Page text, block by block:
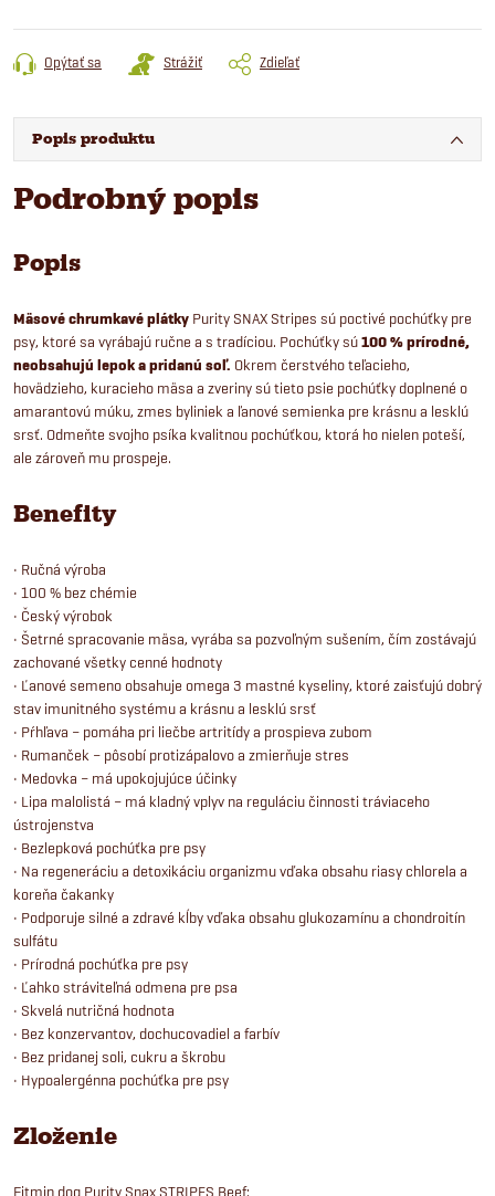
Opýtať sa Strážiť Zdieľať
Popis produktu
Podrobný popis
Popis
Mäsové chrumkavé plátky Purity SNAX Stripes sú poctivé pochúťky pre
psy, ktoré sa vyrábajú ručne a s tradíciou. Pochúťky sú100 % prírodné,
neobsahujú lepok a pridanú soľ. Okrem čerstvého teľacieho,
hovädzieho, kuracieho mäsa a zveriny sú tieto psie pochúťky doplnené o
amarantovú múku, zmes byliniek a ľanové semienka pre krásnu a lesklú
srsť. Odmeňte svojho psíka kvalitnou pochúťkou, ktorá ho nielen poteší,
ale zároveň mu prospeje.
Benefity
• Ručná výroba
• 100 % bez chémie
• Český výrobok
• Šetrné spracovanie mäsa, vyrába sa pozvoľným sušením, čím zostávajú
zachované všetky cenné hodnoty
• Ľanové semeno obsahuje omega 3 mastné kyseliny, ktoré zaisťujú dobrý
stav imunitného systému a krásnu a lesklú srsť
• Pŕhľava – pomáha pri liečbe artritídy a prospieva zubom
• Rumanček – pôsobí protizápalovo a zmierňuje stres
• Medovka – má upokojujúce účinky
• Lipa malolistá – má kladný vplyv na reguláciu činnosti tráviaceho
ústrojenstva
• Bezlepková pochúťka pre psy
• Na regeneráciu a detoxikáciu organizmu vďaka obsahu riasy chlorela a
koreňa čakanky
• Podporuje silné a zdravé kĺby vďaka obsahu glukozamínu a chondroitín
sulfátu
• Prírodná pochúťka pre psy
• Ľahko stráviteľná odmena pre psa
• Skvelá nutričná hodnota
• Bez konzervantov, dochucovadiel a farbív
• Bez pridanej soli, cukru a škrobu
• Hypoalergénna pochúťka pre psy
Zloženie
Fitmin dog Purity Snax STRIPES Beef: